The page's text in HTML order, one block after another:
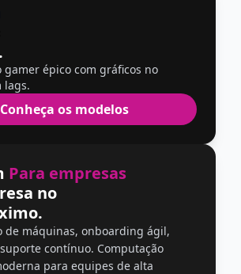
gamer épico com gráficos no
lags.
Conheça os modelos
Para empresas
no
de máquinas, onboarding ágil,
contínuo. Computação
para equipes de alta